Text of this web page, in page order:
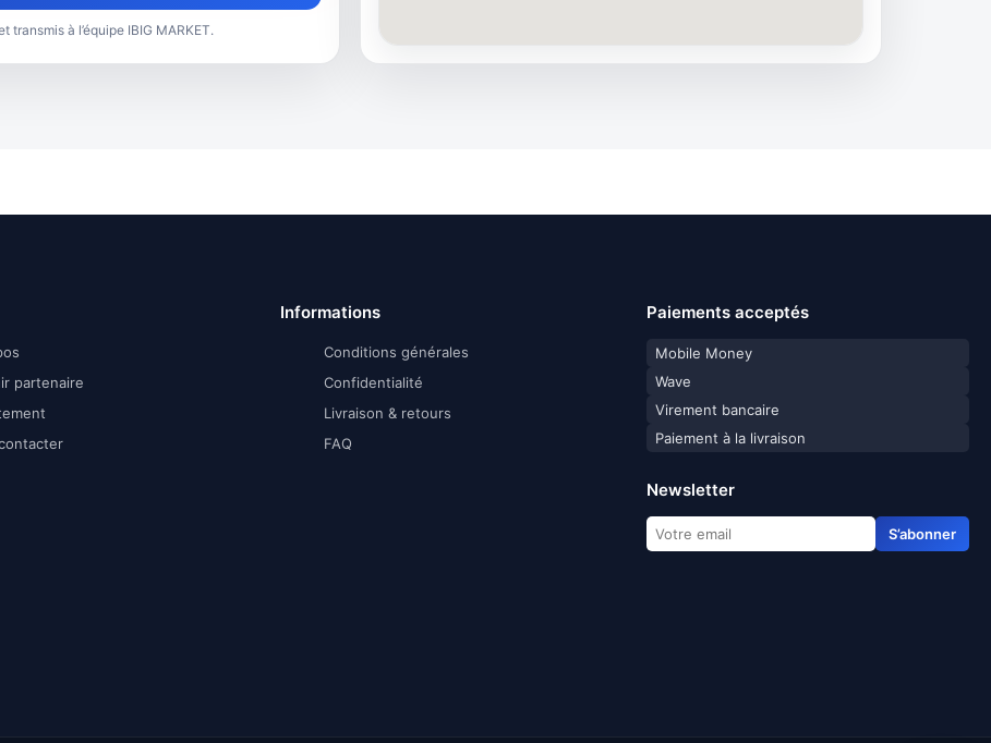
à l’équipe IBIG MARKET.
partenaire
Informations
Conditions générales
Confidentialité
Livraison & retours
FAQ
Paiements acceptés
Mobile Money
Wave
Virement bancaire
Paiement à la livraison
Newsletter
S’abonner